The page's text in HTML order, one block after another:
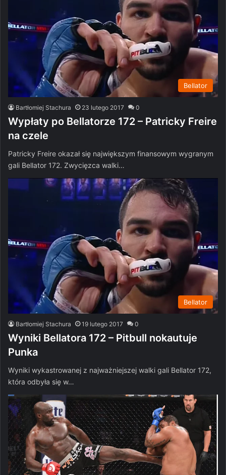
Bellator
Bartłomiej Stachura 23 lutego 2017 0
Wypłaty po Bellatorze 172 – Patricky Freire
na czele
Patricky Freire okazał się największym finansowym wygranym
gali Bellator 172. Zwycięzca walki…
Bellator
Bartłomiej Stachura 19 lutego 2017 0
Wyniki Bellatora 172 – Pitbull nokautuje
Punka
Wyniki wykastrowanej z najważniejszej walki gali Bellator 172,
która odbyła się w…